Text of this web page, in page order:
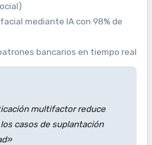
mediante IA con 98% de
bancarios en tiempo real
multifactor reduce
casos de suplantación